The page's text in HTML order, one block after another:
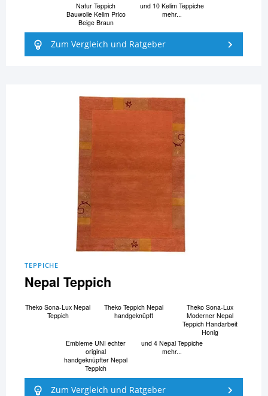
Natur Teppich
Bauwolle Kelim Prico
Beige Braun
und 10 Kelim Teppiche
mehr...
Zum Vergleich und Ratgeber
TEPPICHE
Nepal Teppich
Theko Sona-Lux Nepal
Teppich
Theko Teppich Nepal
handgeknüpft
Theko Sona-Lux
Moderner Nepal
Teppich Handarbeit
Honig
Embleme UNI echter
original
handgeknüpfter Nepal
Teppich
und 4 Nepal Teppiche
mehr...
Zum Vergleich und Ratgeber